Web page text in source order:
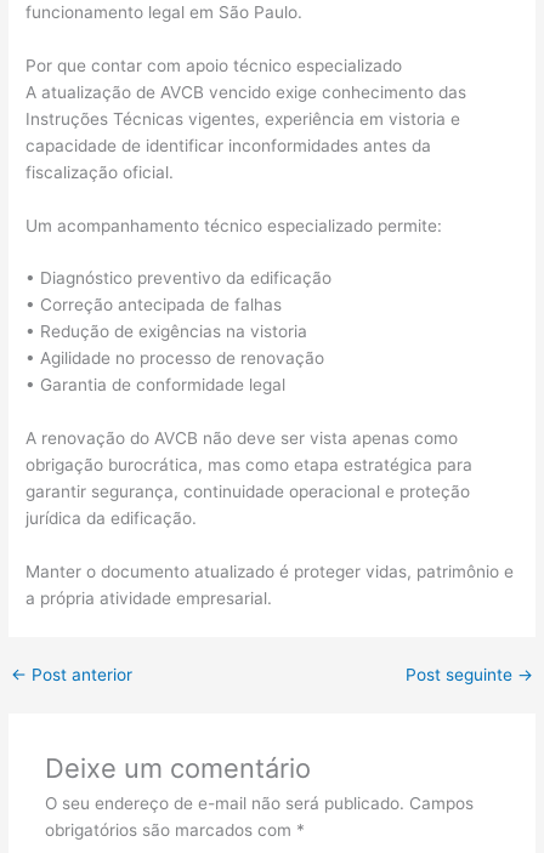
funcionamento legal em São Paulo.
Por que contar com apoio técnico especializado
A atualização de AVCB vencido exige conhecimento das
Instruções Técnicas vigentes, experiência em vistoria e
capacidade de identificar inconformidades antes da
fiscalização oficial.
Um acompanhamento técnico especializado permite:
• Diagnóstico preventivo da edificação
• Correção antecipada de falhas
• Redução de exigências na vistoria
• Agilidade no processo de renovação
• Garantia de conformidade legal
A renovação do AVCB não deve ser vista apenas como
obrigação burocrática, mas como etapa estratégica para
garantir segurança, continuidade operacional e proteção
jurídica da edificação.
Manter o documento atualizado é proteger vidas, patrimônio e
a própria atividade empresarial.
← Post anterior Post seguinte →
Deixe um comentário
O seu endereço de e-mail não será publicado. Campos
obrigatórios são marcados com *